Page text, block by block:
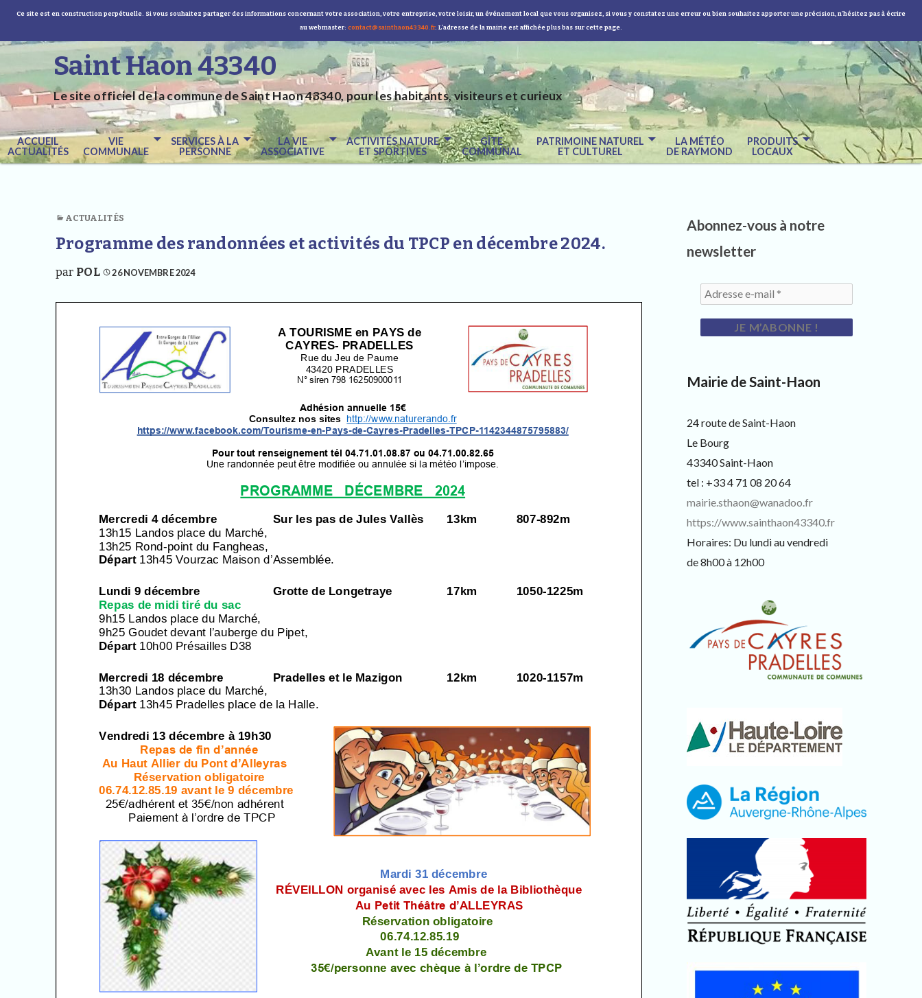
Ce site est en construction perpétuelle. Si vous souhaitez partager des informations concernant votre association, votre entreprise, votre loisir, un événement local que vous organisez, si vous y constatez une erreur ou bien souhaitez apporter une précision, n'hésitez pas à écrire
au webmaster: contact@sainthaon43340.fr. L'adresse de la mairie est affichée plus bas sur cette page.
Saint Haon 43340
Le site officiel de la commune de Saint Haon 43340, pour les habitants, visiteurs et curieux
ACCUEIL
ACTUALITÉS
VIE
COMMUNALE
SERVICES À LA
PERSONNE
LA VIE
ASSOCIATIVE
ACTIVITÉS NATURE
ET SPORTIVES
GÎTE
COMMUNAL
PATRIMOINE NATUREL
ET CULTUREL
LA MÉTÉO
DE RAYMOND
PRODUITS
LOCAUX
ACTUALITÉS
Programme des randonnées et activités du TPCP en décembre 2024.
par POL 26 NOVEMBRE 2024
Abonnez-vous à notre
newsletter
Mairie de Saint-Haon
24 route de Saint-Haon
Le Bourg
43340 Saint-Haon
tel : +33 4 71 08 20 64
mairie.sthaon@wanadoo.fr
https://www.sainthaon43340.fr
Horaires: Du lundi au vendredi
de 8h00 à 12h00